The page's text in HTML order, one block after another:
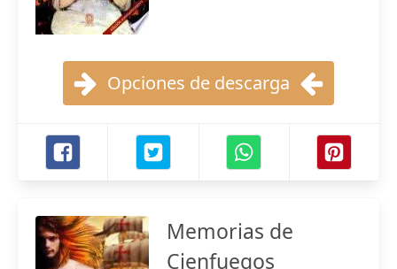
Opciones de descarga
Memorias de
Cienfuegos